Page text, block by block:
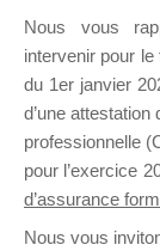
Nous vous
intervenir pour
du 1er janvier
d’une
professionnelle
pour l’exercice
d’assurance
Nous vous